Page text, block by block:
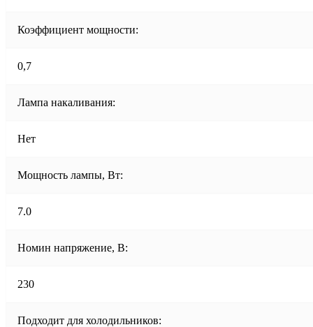
Коэффициент мощности:
0,7
Лампа накаливания:
Нет
Мощность лампы, Вт:
7.0
Номин напряжение, В:
230
Подходит для холодильников: